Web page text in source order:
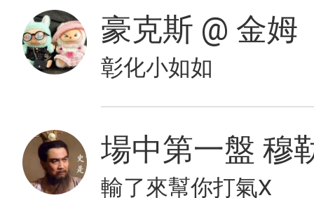
豪克斯 @ 金姆
彰化小如如
場中第一盤 穆
輸了來幫你打氣X